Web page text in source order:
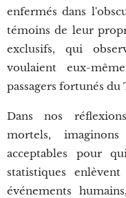
enfermés dans
témoins de leur
exclusifs, qui
voulaient eux-
passagers fortunés du
Dans nos
mortels,
acceptables pour
statistiques
événements